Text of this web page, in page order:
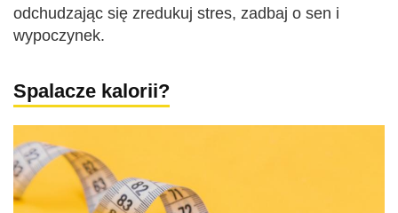
odchudzając się zredukuj stres, zadbaj o sen i
wypoczynek.
Spalacze kalorii?